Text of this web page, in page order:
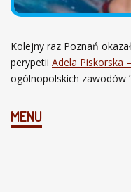
Kolejny raz Poznań
perypetii Adela Piskorska
ogólnopolskich zawodów
MENU